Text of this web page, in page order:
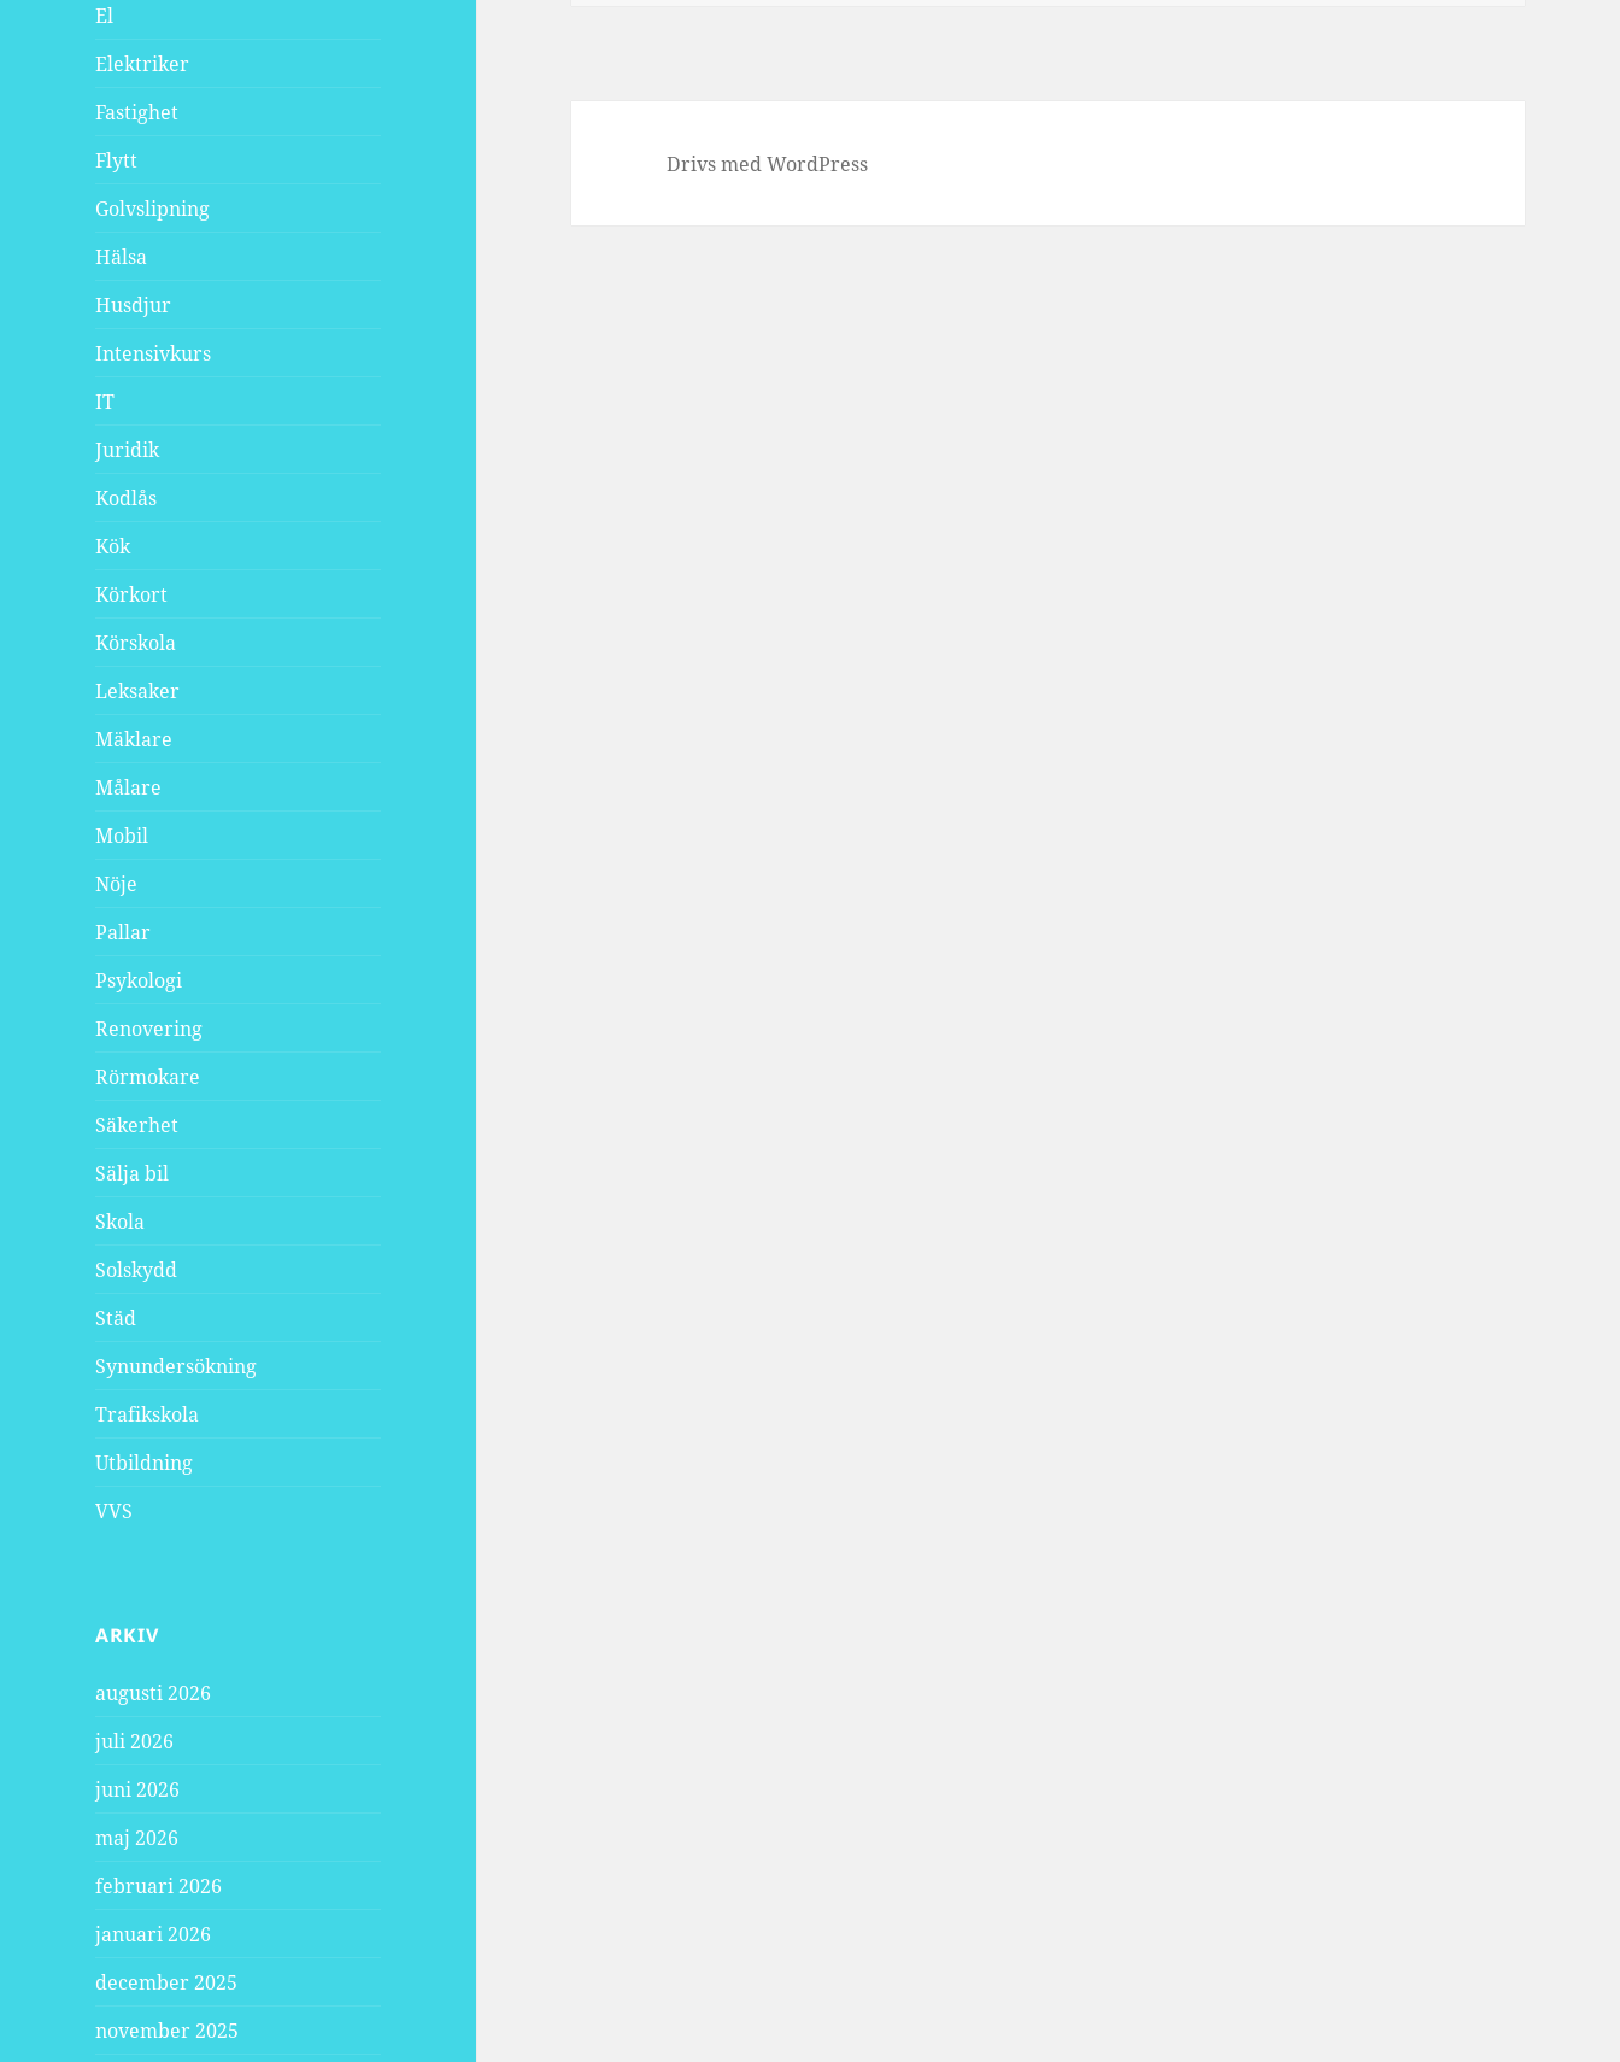
El
Elektriker
Fastighet
Flytt
Golvslipning
Hälsa
Husdjur
Intensivkurs
IT
Juridik
Kodlås
Kök
Körkort
Körskola
Leksaker
Mäklare
Målare
Mobil
Nöje
Pallar
Psykologi
Renovering
Rörmokare
Säkerhet
Sälja bil
Skola
Solskydd
Städ
Synundersökning
Trafikskola
Utbildning
VVS
ARKIV
augusti 2026
juli 2026
juni 2026
maj 2026
februari 2026
januari 2026
december 2025
november 2025
Drivs med WordPress